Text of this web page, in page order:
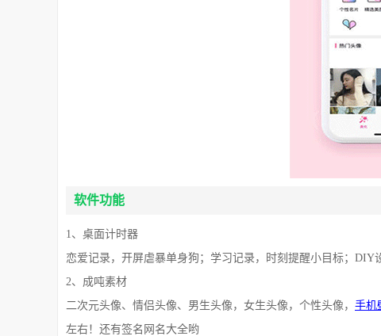
软件功能
1、桌面计时器
恋爱记录，开屏虐暴单身狗；学习记录，时刻提醒小目标；DIY
2、成吨素材
二次元头像、情侣头像、男生头像，女生头像，个性头像， 手机
左右！还有签名网名大全哟